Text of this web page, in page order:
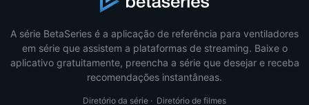
A série BetaSeries é a aplicação de referência para ventiladores
em série que assistem a plataformas de streaming. Baixe o
aplicativo gratuitamente, preencha a série que desejar e receba
recomendações instantâneas.
Diretório da série · Diretório de filmes